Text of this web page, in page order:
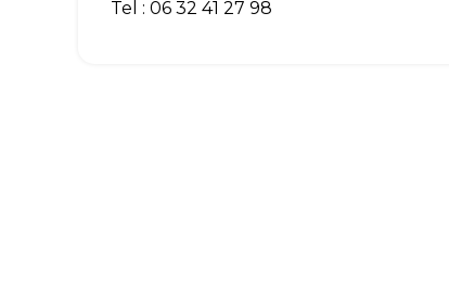
Tel : 06 32 41 27 98